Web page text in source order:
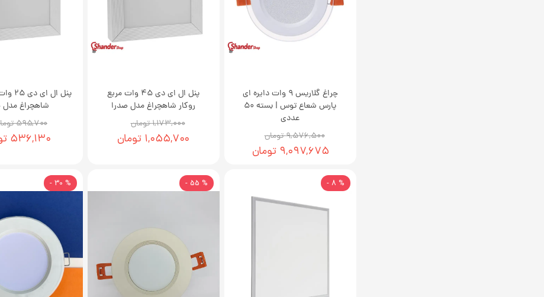
چراغ گلاریس 9 وات دایره ای
پارس شعاع توس | بسته 50
عددی
۹,۵۷۶,۵۰۰ تومان
۹,۰۹۷,۶۷۵ تومان
پنل ال ای دی 45 وات مربع
روکار شاهچراغ مدل صدرا
۱,۱۷۳,۰۰۰ تومان
۱,۰۵۵,۷۰۰ تومان
پنل
شاهچراغ مدل
۵۹۵,۷۰۰ تومان
۵۳۶,۱۳۰ تومان
% 8 -
% 55 -
% 30 -